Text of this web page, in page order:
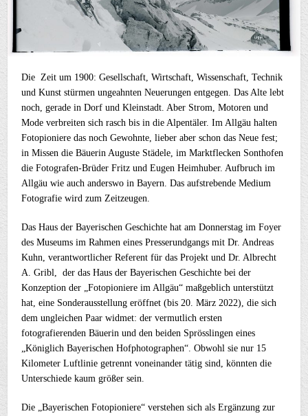
Die Zeit um 1900: Gesellschaft, Wirtschaft, Wissenschaft, Technik
und Kunst stürmen ungeahnten Neuerungen entgegen. Das Alte lebt
noch, gerade in Dorf und Kleinstadt. Aber Strom, Motoren und
Mode verbreiten sich rasch bis in die Alpentäler. Im Allgäu halten
Fotopioniere das noch Gewohnte, lieber aber schon das Neue fest;
in Missen die Bäuerin Auguste Städele, im Marktflecken Sonthofen
die Fotografen-Brüder Fritz und Eugen Heimhuber. Aufbruch im
Allgäu wie auch anderswo in Bayern. Das aufstrebende Medium
Fotografie wird zum Zeitzeugen.
Das Haus der Bayerischen Geschichte hat am Donnerstag im Foyer
des Museums im Rahmen eines Presserundgangs mit Dr. Andreas
Kuhn, verantwortlicher Referent für das Projekt und Dr. Albrecht
A. Gribl, der das Haus der Bayerischen Geschichte bei der
Konzeption der „Fotopioniere im Allgäu“ maßgeblich unterstützt
hat, eine Sonderausstellung eröffnet (bis 20. März 2022), die sich
dem ungleichen Paar widmet: der vermutlich ersten
fotografierenden Bäuerin und den beiden Sprösslingen eines
„Königlich Bayerischen Hofphotographen“. Obwohl sie nur 15
Kilometer Luftlinie getrennt voneinander tätig sind, könnten die
Unterschiede kaum größer sein.
Die „Bayerischen Fotopioniere“ verstehen sich als Ergänzung zur